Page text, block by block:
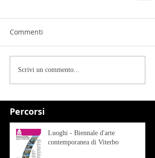
Percorsi
Commenti
Scrivi un commento...
Luoghi - Biennale d'arte
contemporanea di Viterbo